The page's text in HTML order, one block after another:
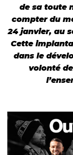
de sa toute
compter du
24 janvier, au
Cette
dans le
volonté